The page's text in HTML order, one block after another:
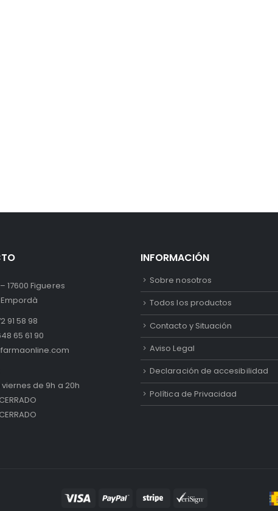
17600 Figueres
91 58 98
65 61 90
de 9h a 20h
INFORMACIÓN
Sobre nosotros
Todos los productos
Contacto y Situación
Aviso Legal
Declaración de accesibilidad
Política de Privacidad